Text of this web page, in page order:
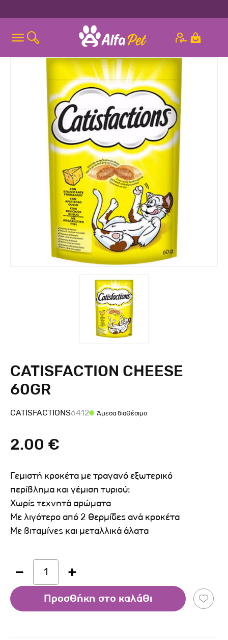
CATISFACTION CHEESE
60GR
CATISFACTIONS6412 Άμεσα διαθέσιμο
2.00 €
Γεμιστή κροκέτα με τραγανό εξωτερικό
περίβλημα και γέμιση τυριού:
Χωρίς τεχνητά αρώματα
Με λιγότερο από 2 θερμίδες ανά κροκέτα
Με βιταμίνες και μεταλλικά άλατα
1
Προσθήκη στο καλάθι